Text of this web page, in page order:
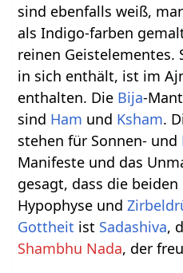
sind ebenfalls weiß,
als Indigo-farben
reinen Geistelementes.
in sich enthält, ist im
enthalten. Die Bija-
sind Ham und Ksham.
stehen für Sonnen- und
Manifeste und das
gesagt, dass die
Hypophyse und
Gottheit ist Sadashiva,
Shambhu Nada, der